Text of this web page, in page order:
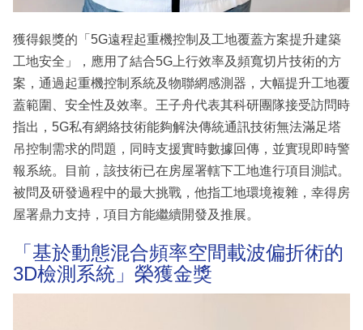
獲得銀獎的「5G遠程起重機控制及工地覆蓋方案提升建築
工地安全」，應用了結合5G上行效率及頻寬切片技術的方
案，通過起重機控制系統及物聯網感測器，大幅提升工地覆
蓋範圍、安全性及效率。王子舟代表其科研團隊接受訪問時
指出，5G私有網絡技術能夠解決傳統通訊技術無法滿足塔
吊控制需求的問題，同時支援實時數據回傳，並實現即時警
報系統。目前，該技術已在房屋署轄下工地進行項目測試。
被問及研發過程中的最大挑戰，他指工地環境複雜，幸得房
屋署鼎力支持，項目方能繼續開發及推展。
「基於動態混合頻率空間載波偏折術的
3D檢測系統」榮獲金獎